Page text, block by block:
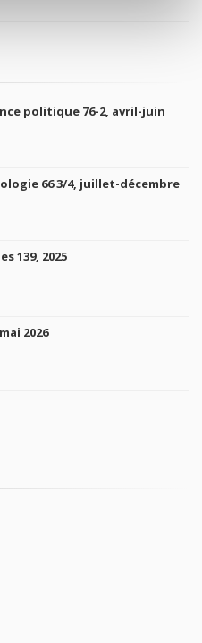
politique 76-2, avril-juin
66 3/4, juillet-décembre
139, 2025
2026